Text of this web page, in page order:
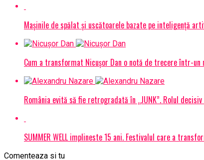
Mașinile de spălat și uscătoarele bazate pe inteligență
Cum a transformat Nicușor Dan o notă de trecere într-
România evită să fie retrogradată în „JUNK”. Rolul
SUMMER WELL implineste 15 ani. Festivalul care a
Comenteaza si tu